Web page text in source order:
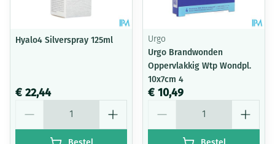
Hyalo4 Silverspray 125ml
€ 22,44
Urgo
Urgo Brandwonden
Oppervlakkig Wtp Wondpl.
10x7cm 4
€ 10,49